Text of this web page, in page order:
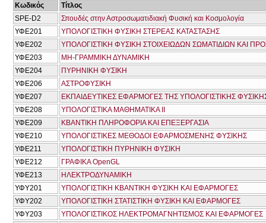
Κωδικός
Τίτλος
SPE-D2
Σπουδές στην Αστροσωματιδιακή Φυσική και Κοσμολογία
ΥΦΕ201
ΥΠΟΛΟΓΙΣΤΙΚΗ ΦΥΣΙΚΗ ΣΤΕΡΕΑΣ ΚΑΤΑΣΤΑΣΗΣ
ΥΦΕ202
ΥΠΟΛΟΓΙΣΤΙΚΗ ΦΥΣΙΚΗ ΣΤΟΙΧΕΙΩΔΩΝ ΣΩΜΑΤΙΔΙΩΝ ΚΑΙ
ΥΦΕ203
ΜΗ-ΓΡΑΜΜΙΚΗ ΔΥΝΑΜΙΚΗ
ΥΦΕ204
ΠΥΡΗΝΙΚΗ ΦΥΣΙΚΗ
ΥΦΕ206
ΑΣΤΡΟΦΥΣΙΚΗ
ΥΦΕ207
ΕΚΠΑΙΔΕΥΤΙΚΕΣ ΕΦΑΡΜΟΓΕΣ ΤΗΣ ΥΠΟΛΟΓΙΣΤΙΚΗΣ
ΥΦΕ208
ΥΠΟΛΟΓΙΣΤΙΚΑ ΜΑΘΗΜΑΤΙΚΑ ΙΙ
ΥΦΕ209
ΚΒΑΝΤΙΚΗ ΠΛΗΡΟΦΟΡΙΑ ΚΑΙ ΕΠΕΞΕΡΓΑΣΙΑ
ΥΦΕ210
ΥΠΟΛΟΓΙΣΤΙΚΕΣ ΜΕΘΟΔΟΙ ΕΦΑΡΜΟΣΜΕΝΗΣ ΦΥΣΙΚΗΣ
ΥΦΕ211
ΥΠΟΛΟΓΙΣΤΙΚΗ ΠΥΡΗΝΙΚΗ ΦΥΣΙΚΗ
ΥΦΕ212
ΓΡΑΦΙΚΑ OpenGL
ΥΦΕ213
ΗΛΕΚΤΡΟΔΥΝΑΜΙΚΗ
ΥΦΥ201
ΥΠΟΛΟΓΙΣΤΙΚΗ ΚΒΑΝΤΙΚΗ ΦΥΣΙΚΗ ΚΑΙ ΕΦΑΡΜΟΓΕΣ
ΥΦΥ202
ΥΠΟΛΟΓΙΣΤΙΚΗ ΣΤΑΤΙΣΤΙΚΗ ΦΥΣΙΚΗ ΚΑΙ ΕΦΑΡΜΟΓΕΣ
ΥΦΥ203
ΥΠΟΛΟΓΙΣΤΙΚΟΣ ΗΛΕΚΤΡΟΜΑΓΝΗΤΙΣΜΟΣ ΚΑΙ ΕΦΑΡΜΟΓΕΣ